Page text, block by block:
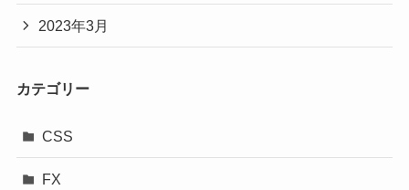
2023年3月
カテゴリー
CSS
FX